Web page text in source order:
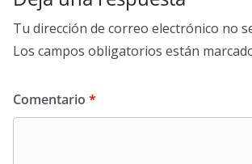
Tu dirección de correo electrónico no
Los campos obligatorios están
Comentario *